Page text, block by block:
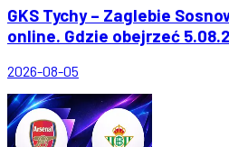
GKS Tychy – Zaglebie
online. Gdzie obejrzeć
2026-08-05